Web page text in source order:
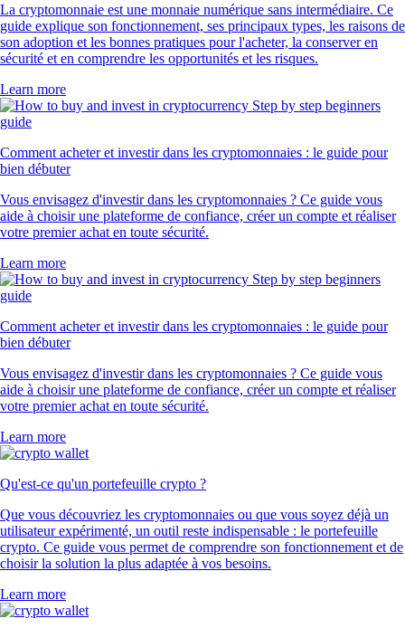
La cryptomonnaie est une monnaie numérique sans intermédiaire. Ce
guide explique son fonctionnement, ses principaux types, les raisons de
son adoption et les bonnes pratiques pour l'acheter, la conserver en
sécurité et en comprendre les opportunités et les risques.
Learn more
Comment acheter et investir dans les cryptomonnaies : le guide pour
bien débuter
Vous envisagez d'investir dans les cryptomonnaies ? Ce guide vous
aide à choisir une plateforme de confiance, créer un compte et réaliser
votre premier achat en toute sécurité.
Learn more
Comment acheter et investir dans les cryptomonnaies : le guide pour
bien débuter
Vous envisagez d'investir dans les cryptomonnaies ? Ce guide vous
aide à choisir une plateforme de confiance, créer un compte et réaliser
votre premier achat en toute sécurité.
Learn more
Qu'est-ce qu'un portefeuille crypto ?
Que vous découvriez les cryptomonnaies ou que vous soyez déjà un
utilisateur expérimenté, un outil reste indispensable : le portefeuille
crypto. Ce guide vous permet de comprendre son fonctionnement et de
choisir la solution la plus adaptée à vos besoins.
Learn more